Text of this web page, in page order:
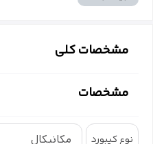
دو حالت اتصال بی‌سیم
(از طریق پورت USB-C)
راحتی از کیبورد خود
مشخصات کلی
مشخصات
نوع کیبورد مکانیکال